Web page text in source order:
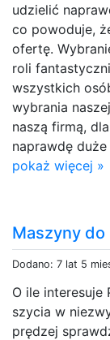
udzielić
co powoduje,
ofertę.
roli
wszystkich
wybrania
naszą firmą,
naprawdę
pokaż więcej »
Maszyny do
Dodano: 7 lat 5
O ile interesuje
szycia w
prędzej